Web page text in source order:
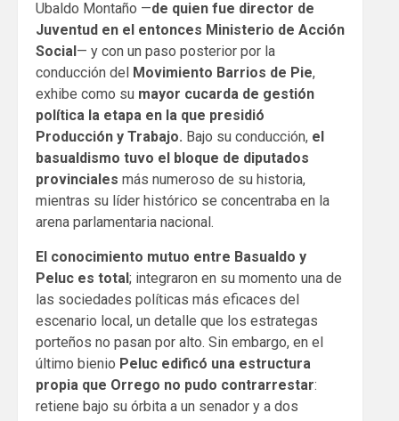
Ubaldo Montaño —de quien fue director de
Juventud en el entonces Ministerio de Acción
Social — y con un paso posterior por la
conducción del
Movimiento Barrios de Pie,
exhibe como su mayor cucarda de gestión
política la etapa en la que presidió
Producción y Trabajo. Bajo su conducción, el
basualdismo tuvo el bloque de diputados
provinciales más numeroso de su historia,
mientras su líder histórico se concentraba en la
arena parlamentaria nacional.
El conocimiento mutuo entre Basualdo y
Peluc es total ; integraron en su momento una de
las sociedades políticas más eficaces del
escenario local, un detalle que los estrategas
porteños no pasan por alto. Sin embargo, en el
último bienio Peluc edificó una estructura
propia que Orrego no pudo contrarrestar:
retiene bajo su órbita a un senador y a dos